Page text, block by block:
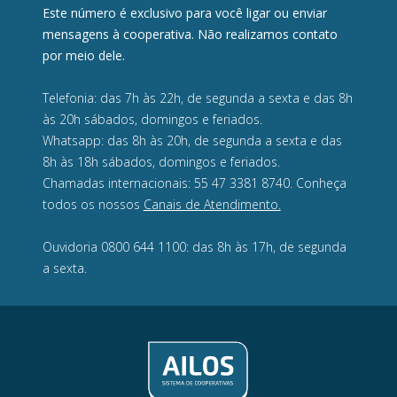
Este número é exclusivo para você ligar ou enviar
mensagens à cooperativa. Não realizamos contato
por meio dele.
Telefonia: das 7h às 22h, de segunda a sexta e das 8h
às 20h sábados, domingos e feriados.
Whatsapp: das 8h às 20h, de segunda a sexta e das
8h às 18h sábados, domingos e feriados.
Chamadas internacionais: 55 47 3381 8740. Conheça
todos os nossos Canais de Atendimento.
Ouvidoria 0800 644 1100: das 8h às 17h, de segunda
a sexta.